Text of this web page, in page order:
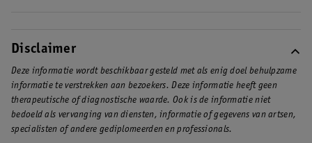
nemen. En zorg ervoor dat je ook altijd een zonnebrandcrème
vakantie. De ergste zwangerschapskwaaltjes zijn dan voorbij en
je voelt je nog fit genoeg om wat te ondernemen.
Disclaimer
Deze informatie wordt beschikbaar gesteld met als enig doel behulpzame
informatie te verstrekken aan bezoekers. Deze informatie heeft geen
therapeutische of diagnostische waarde. Ook is de informatie niet
bedoeld als vervanging van diensten, informatie of gegevens van artsen,
specialisten of andere gediplomeerden en professionals.